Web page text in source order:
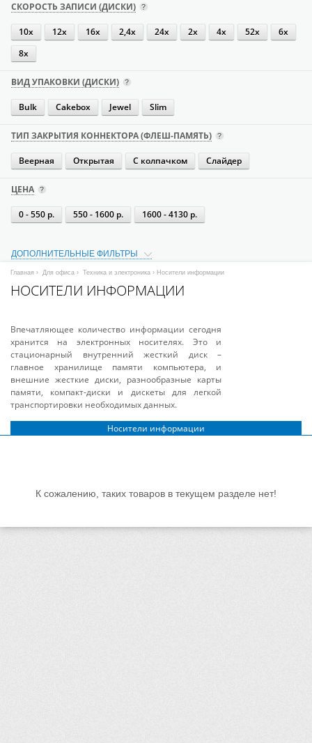
СКОРОСТЬ ЗАПИСИ (ДИСКИ)
10x 12x 16х 2,4x 24х 2x 4х 52х
6x
8x
ВИД УПАКОВКИ (ДИСКИ)
Bulk Cakebox Jewel Slim
ТИП ЗАКРЫТИЯ КОННЕКТОРА (ФЛЕШ-ПАМЯТЬ)
Веерная Открытая С колпачком Слайдер
ЦЕНА
0 - 550 р. 550 - 1600 р. 1600 - 4130 р.
ДОПОЛНИТЕЛЬНЫЕ ФИЛЬТРЫ
Главная › Для офиса › Техника и электроника › Носители информации
НОСИТЕЛИ ИНФОРМАЦИИ
Впечатляющее количество информации сегодня
хранится на электронных носителях. Это и
стационарный внутренний жесткий диск –
главное хранилище памяти компьютера, и
внешние жесткие диски, разнообразные карты
памяти, компакт-диски и дискеты для легкой
транспортировки необходимых данных.
Носители информации
К сожалению, таких товаров в текущем разделе нет!